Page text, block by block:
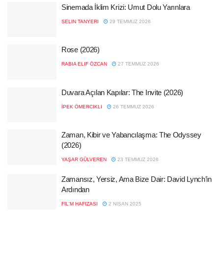
Sinemada İklim Krizi: Umut Dolu Yarınlara
SELIN TANYERI 29 TEMMUZ 2026
Rose (2026)
RABIA ELIF ÖZCAN 27 TEMMUZ 2026
Duvara Açılan Kapılar: The Invite (2026)
İPEK ÖMERCIKLI 26 TEMMUZ 2026
Zaman, Kibir ve Yabancılaşma: The Odyssey
(2026)
YAŞAR GÜLVEREN 23 TEMMUZ 2026
Zamansız, Yersiz, Ama Bize Dair: David Lynch’in
Ardından
FIL'M HAFIZASI 2 NISAN 2025